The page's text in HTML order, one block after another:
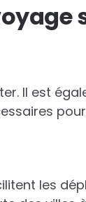
Il est
les